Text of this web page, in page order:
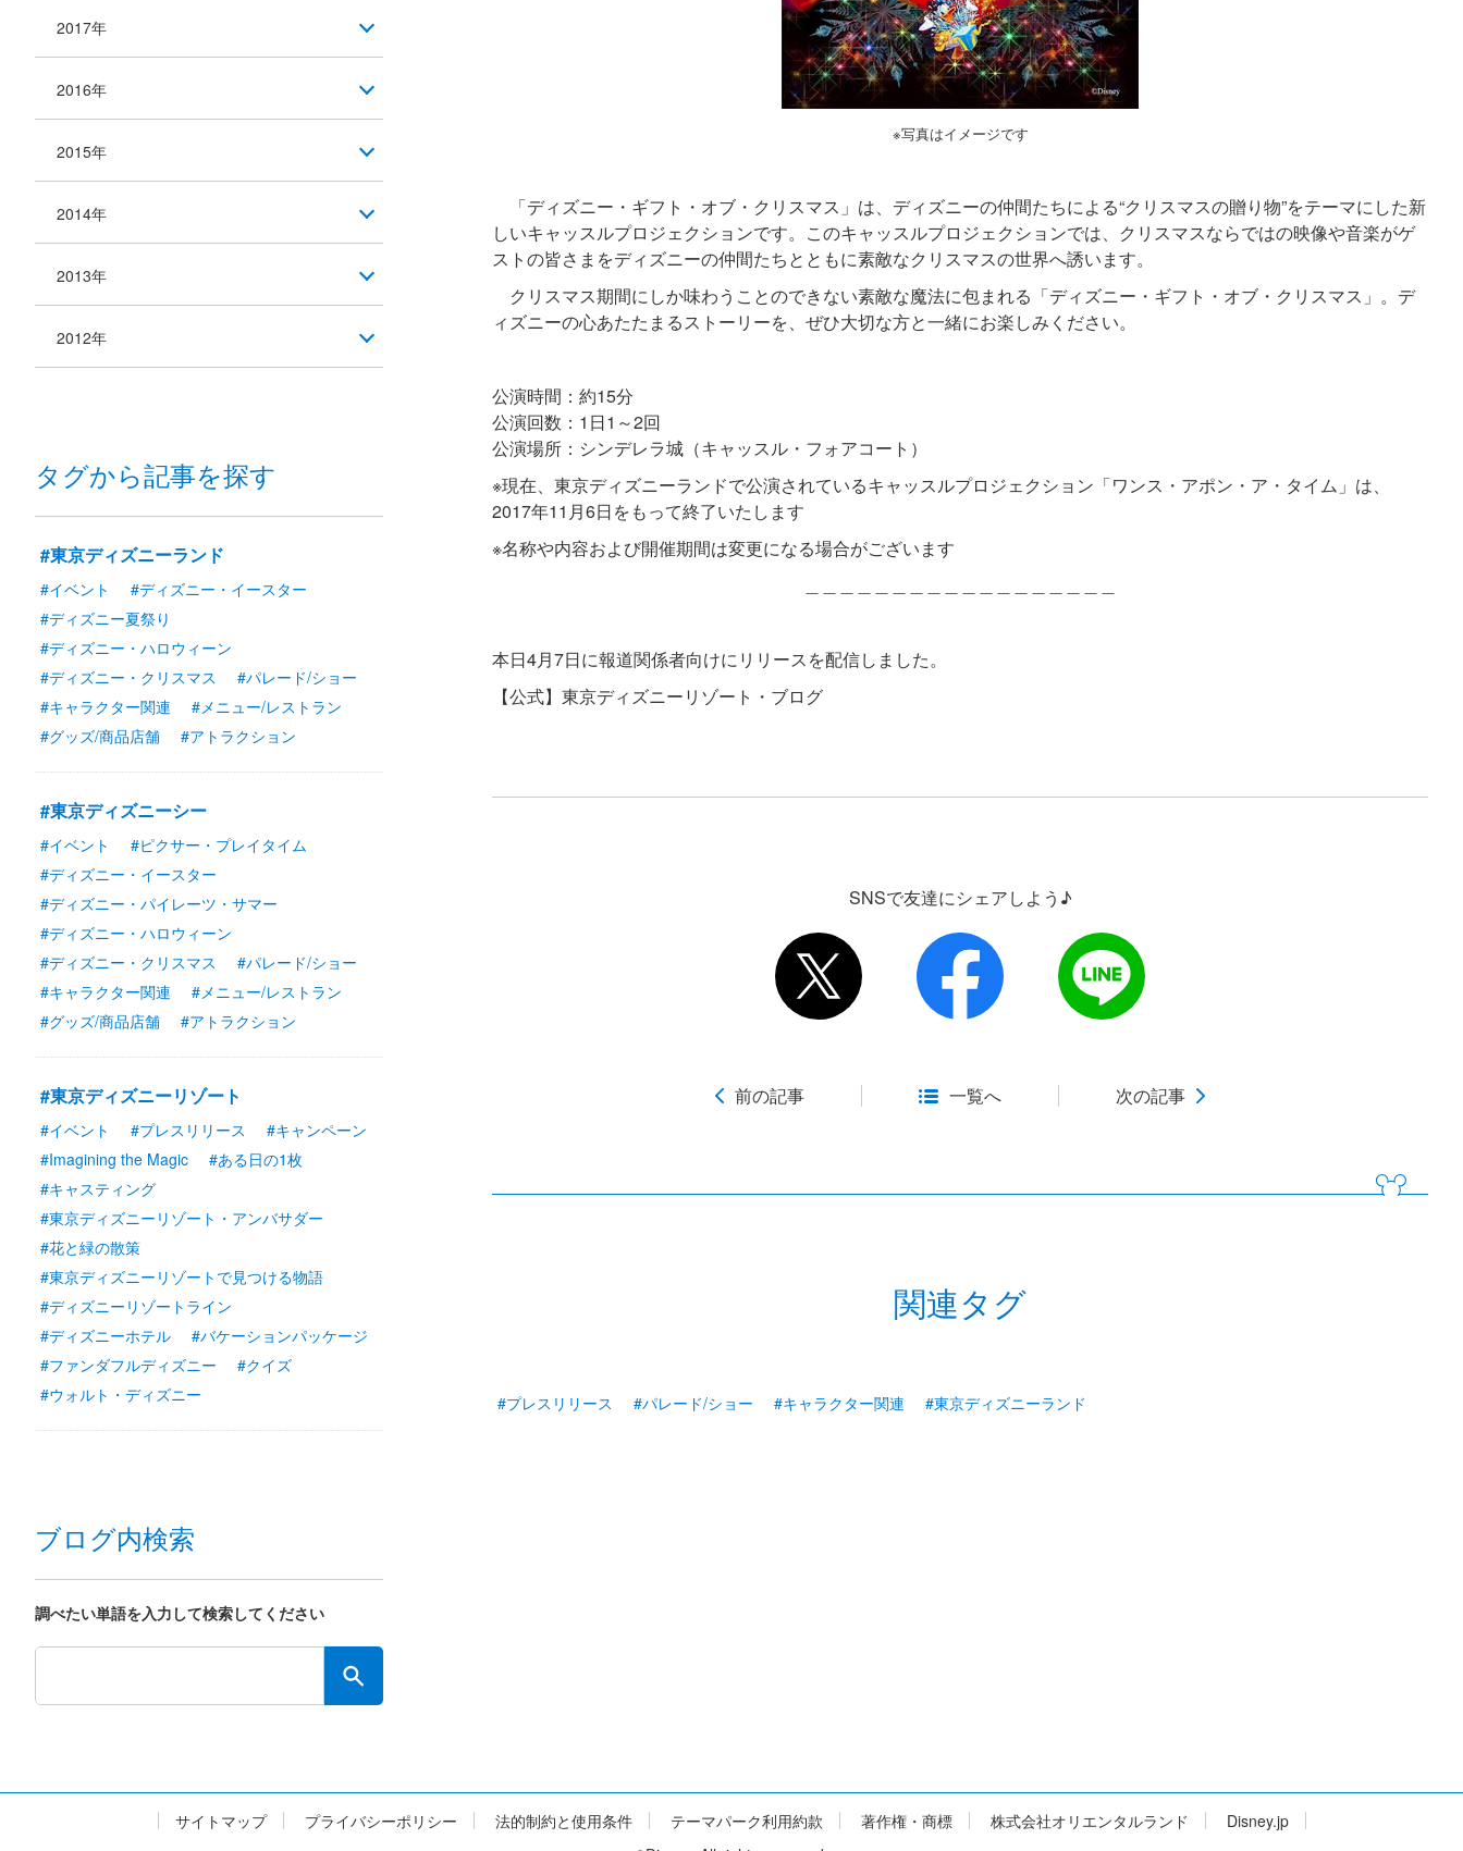
※写真はイメージです
「ディズニー・ギフト・オブ・クリスマス」は、ディズニーの仲間たちによる“クリスマスの贈り物”をテーマにした新
しいキャッスルプロジェクションです。このキャッスルプロジェクションでは、クリスマスならではの映像や音楽がゲ
ストの皆さまをディズニーの仲間たちとともに素敵なクリスマスの世界へ誘います。
クリスマス期間にしか味わうことのできない素敵な魔法に包まれる「ディズニー・ギフト・オブ・クリスマス」。デ
ィズニーの心あたたまるストーリーを、ぜひ大切な方と一緒にお楽しみください。
公演時間：約15分
公演回数：1日1～2回
公演場所：シンデレラ城（キャッスル・フォアコート）
※現在、東京ディズニーランドで公演されているキャッスルプロジェクション「ワンス・アポン・ア・タイム」は、
2017年11月6日をもって終了いたします
※名称や内容および開催期間は変更になる場合がございます
本日4月7日に報道関係者向けにリリースを配信しました。
【公式】東京ディズニーリゾート・ブログ
SNSで友達にシェアしよう♪
前の記事 一覧へ 次の記事
関連タグ
#プレスリリース #パレード/ショー #キャラクター関連 #東京ディズニーランド
2017年
2016年
2015年
2014年
2013年
2012年
タグから記事を探す
#東京ディズニーランド
#イベント
#ディズニー・イースター
#ディズニー夏祭り
#ディズニー・ハロウィーン
#ディズニー・クリスマス
#パレード/ショー
#キャラクター関連
#メニュー/レストラン
#グッズ/商品店舗
#アトラクション
#東京ディズニーシー
#イベント
#ピクサー・プレイタイム
#ディズニー・イースター
#ディズニー・パイレーツ・サマー
#ディズニー・ハロウィーン
#ディズニー・クリスマス
#パレード/ショー
#キャラクター関連
#メニュー/レストラン
#グッズ/商品店舗
#アトラクション
#東京ディズニーリゾート
#イベント #プレスリリース
#キャンペーン
#Imagining the Magic
#ある日の1枚
#キャスティング
#東京ディズニーリゾート・アンバサダー
#花と緑の散策
#東京ディズニーリゾートで見つける物語
#ディズニーリゾートライン
#ディズニーホテル
#バケーションパッケージ
#ファンダフルディズニー
#クイズ
#ウォルト・ディズニー
ブログ内検索
調べたい単語を入力して検索してください
サイトマップ プライバシーポリシー 法的制約と使用条件 テーマパーク利用約款 著作権・商標 株式会社オリエンタルランド
Disney.jp